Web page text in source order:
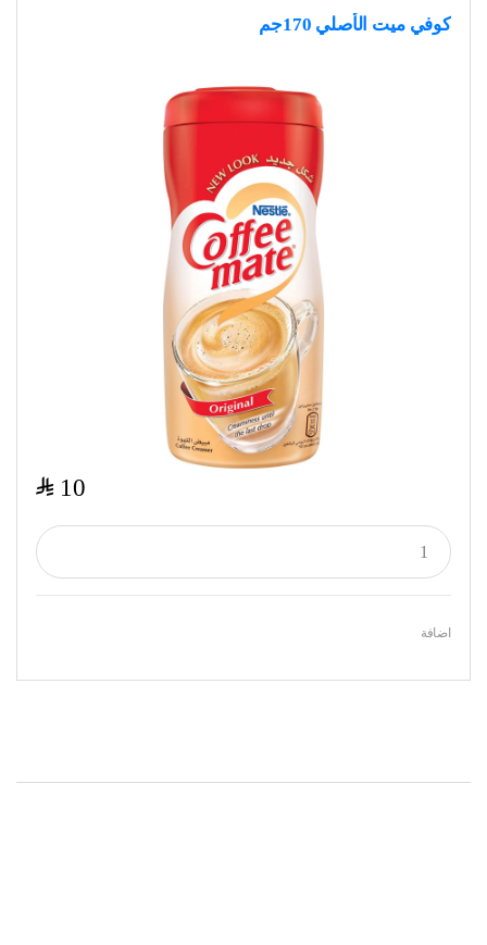
كوفي ميت الأصلي 170جم
10
$
اضافة